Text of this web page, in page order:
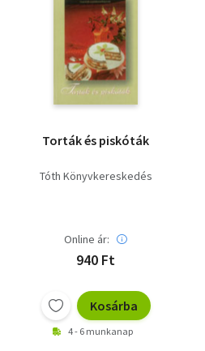
Torták és piskóták
Tóth Könyvkereskedés
Online ár:
940 Ft
Kosárba
4 - 6 munkanap